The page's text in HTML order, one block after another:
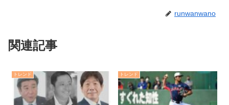
runwanwano
関連記事
トレンド トレンド